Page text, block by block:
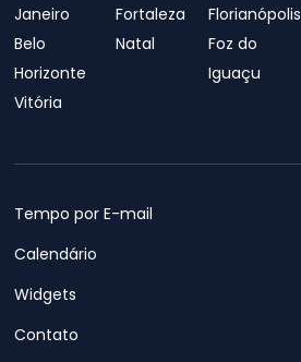
Janeiro
Belo
Horizonte
Vitória
Fortaleza
Natal
Florianópolis
Foz do
Iguaçu
Tempo por E-mail
Calendário
Widgets
Contato